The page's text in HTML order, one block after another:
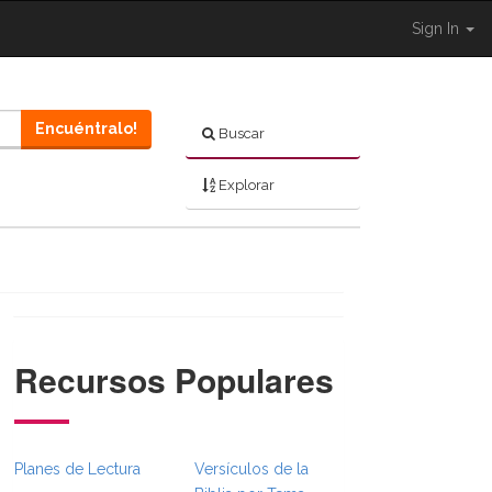
Sign In
Buscar
Explorar
Encuéntralo!
}} }}
Recursos Populares
Planes de Lectura
Versículos de la